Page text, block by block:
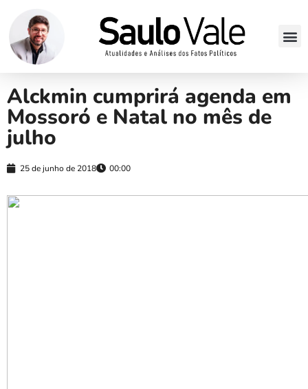
Alckmin cumprirá agenda em
Mossoró e Natal no mês de
julho
25 de junho de 2018 00:00